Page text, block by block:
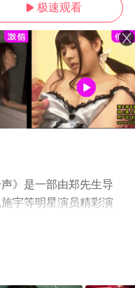
 极速观看
》是一部由郑先生导
宇等明星演员精彩演
删减完整版电影大全